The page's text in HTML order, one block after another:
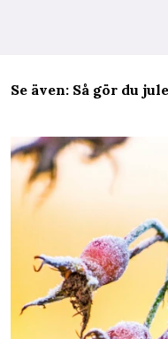
Se även: Så gör du